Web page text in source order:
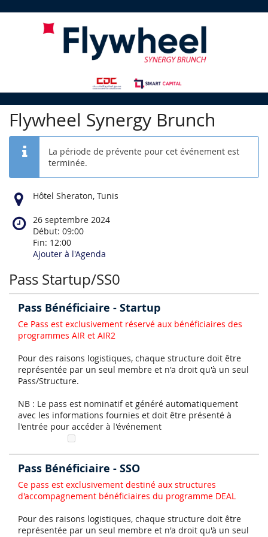
Flywheel Synergy Brunch
La période de prévente pour cet événement est
terminée.
Hôtel Sheraton, Tunis
26 septembre 2024
Début: 09:00
Fin: 12:00
Ajouter à l'Agenda
Pass Startup/SS0
Pass Bénéficiaire - Startup
Ce Pass est exclusivement réservé aux bénéficiaires des
programmes AIR et AIR2
Pour des raisons logistiques, chaque structure doit être
représentée par un seul membre et n'a droit qu'à un seul
Pass/Structure.
NB : Le pass est nominatif et généré automatiquement
avec les informations fournies et doit être présenté à
l'entrée pour accéder à l'événement
Pass Bénéficiaire - SSO
Ce pass est exclusivement destiné aux structures
d'accompagnement bénéficiaires du programme DEAL
Pour des raisons logistiques, chaque structure doit être
représentée par un seul membre et n'a droit qu'à un seul